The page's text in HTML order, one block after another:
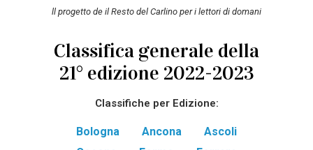
ll progetto de il Resto del Carlino per i lettori di domani
Classifica generale della
21° edizione 2022-2023
Classifiche per Edizione:
Bologna Ancona
Ascoli